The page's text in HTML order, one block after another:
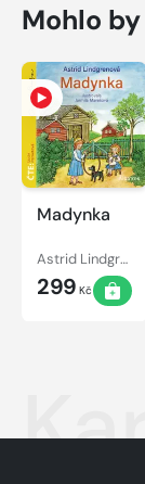
Mohlo
Madynka
Astrid Lindgrenová
299 Kč